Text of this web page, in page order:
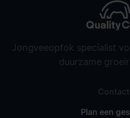
Jongveeopfok specialist
duurzame
Contact
Plan een